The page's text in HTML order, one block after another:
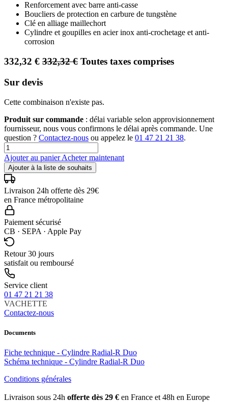
Renforcement avec barre anti-casse
Boucliers de protection en carbure de tungstène
Clé en alliage maillechort
Cylindre et goupilles en acier inox anti-crochetage et anti-
corrosion
332,32 € 332,32€ Toutes taxes comprises
Sur devis
Cette combinaison n'existe pas.
Produit sur commande : délai variable selon approvisionnement
fournisseur, nous vous confirmons le délai après commande. Une
question ? Contactez-nous ou appelez le 01 47 21 21 38.
Ajouter au panierAcheter maintenant
Ajouter à la liste de souhaits
Livraison 24h offerte dès 29€
en France métropolitaine
Paiement sécurisé
CB · SEPA · Apple Pay
Retour 30 jours
satisfait ou remboursé
Service client
01 47 21 21 38
VACHETTE
Contactez-nous
Documents
Fiche technique - Cylindre Radial-R Duo
Schéma technique - Cylindre Radial-R Duo
Conditions générales
Livraison sous 24h offerte dès 29 € en France et 48h en Europe